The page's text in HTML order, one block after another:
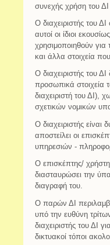
συνεχής χρήση του ΔΙ
Ο διαχειριστής του
αυτοί οι ίδιοι
χρησιμοποιηθούν για
και άλλα στοιχεία
Ο διαχειριστής του
προσωπικά στοιχεία
διαχειριστή του ΔΙ),
σχετικών νομικών
Ο διαχειριστής
αποστείλει οι
υπηρεσιών -
Ο επισκέπτης/
διασταυρώσει την
διαγραφή του.
Ο παρών ΔΙ
υπό την ευθύνη
διαχειριστής του ΔΙ
δικτυακοί τόποι